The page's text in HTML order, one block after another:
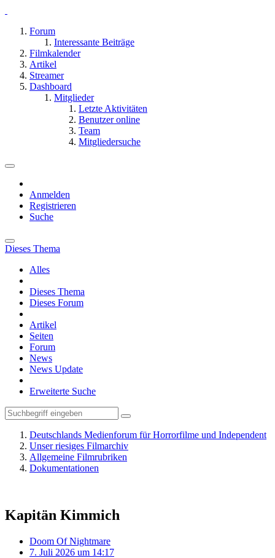
Forum
Interessante Beiträge
Filmkalender
Artikel
Streamer
Dashboard
Mitglieder
Letzte Aktivitäten
Benutzer online
Team
Mitgliedersuche
Anmelden
Registrieren
Suche
Dieses Thema
Alles
Dieses Thema
Dieses Forum
Artikel
Seiten
Forum
News
News Update
Erweiterte Suche
Deutschlands Medienforum für Horrorfilme und Independent
Unser riesiges Filmarchiv
Allgemeine Filmrubriken
Dokumentationen
Kapitän Kimmich
Doom Of Nightmare
7. Juli 2026 um 14:17